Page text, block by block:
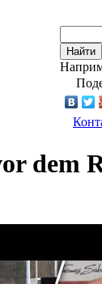
Найти
dem